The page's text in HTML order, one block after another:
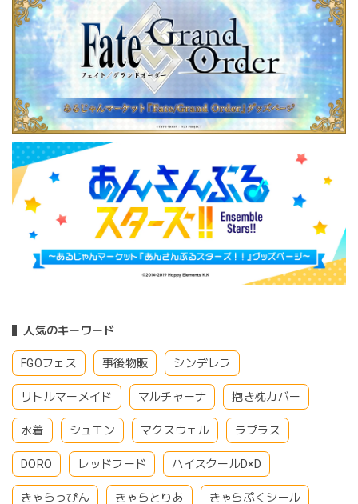
人気のキーワード
FGOフェス 事後物販 シンデレラ
リトルマーメイド マルチャーナ 抱き枕カバー
水着 シュエン マクスウェル ラプラス
DORO レッドフード ハイスクールD×D
きゃらっぴん きゃらとりあ きゃらぷくシール